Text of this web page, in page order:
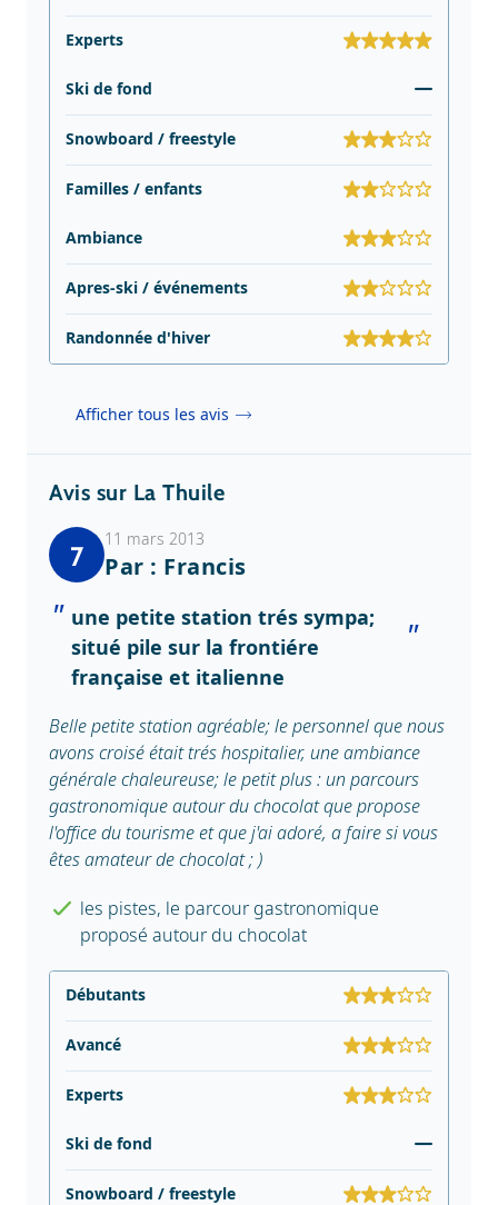
Experts
Ski de fond
Snowboard / freestyle
Familles / enfants
Ambiance
Apres-ski / événements
Randonnée d'hiver
Afficher tous les avis
Avis sur La Thuile
7
11 mars 2013
Par : Francis
une petite station trés sympa;
situé pile sur la frontiére
française et italienne
Belle petite station agréable; le personnel que nous
avons croisé était trés hospitalier, une ambiance
générale chaleureuse; le petit plus : un parcours
gastronomique autour du chocolat que propose
l'office du tourisme et que j'ai adoré, a faire si vous
êtes amateur de chocolat ; )
les pistes, le parcour gastronomique
proposé autour du chocolat
Débutants
Avancé
Experts
Ski de fond
Snowboard / freestyle